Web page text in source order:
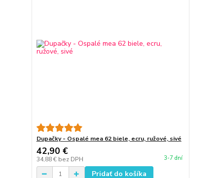
Dupačky - Ospalé mea 62 biele, ecru, ružové, sivé
42,90 €
34,88 € bez DPH 3-7 dní
Pridať do košíka